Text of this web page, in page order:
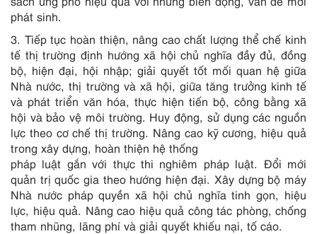
phát sinh.
3. Tiếp tục hoàn thiện, nâng cao chất lượng thể chế kinh
tế thị trường định hướng xã hội chủ nghĩa đầy đủ, đồng
bộ, hiện đại, hội nhập; giải quyết tốt mối quan hệ giữa
Nhà nước, thị trường và xã hội, giữa tăng trưởng kinh tế
và phát triển văn hóa, thực hiện tiến bộ, công bằng xã
hội và bảo vệ môi trường. Huy động, sử dụng các nguồn
lực theo cơ chế thị trường. Nâng cao kỹ cương, hiệu quả
trong xây dựng, hoàn thiện hệ thống
pháp luật gắn với thực thi nghiêm pháp luật. Đổi mới
quản trị quốc gia theo hướng hiện đại. Xây dựng bộ máy
Nhà nước pháp quyền xã hội chủ nghĩa tinh gọn, hiệu
lực, hiệu quả. Nâng cao hiệu quả công tác phòng, chống
tham nhũng, lãng phí và giải quyết khiếu nại, tố cáo.